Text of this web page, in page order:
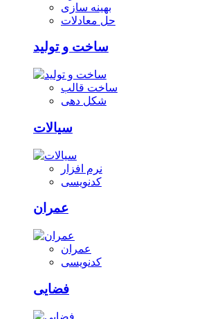
بهینه سازی
حل معادلات
ساخت و تولید
ساخت قالب
شکل دهی
سیالات
نرم افزار
کدنویسی
عمران
عمران
کدنویسی
فضایی